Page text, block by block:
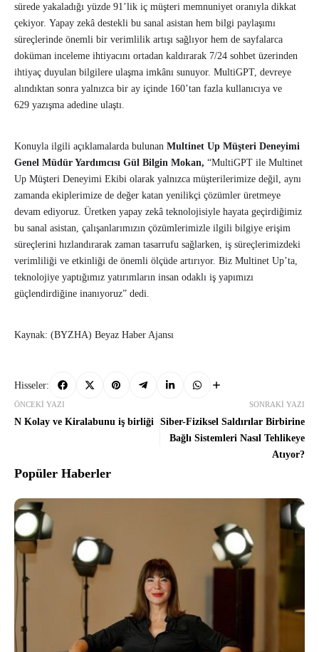
sürede yakaladığı yüzde 91’lik iç müşteri memnuniyet oranıyla dikkat
çekiyor. Yapay zekâ destekli bu sanal asistan hem bilgi paylaşımı
süreçlerinde önemli bir verimlilik artışı sağlıyor hem de sayfalarca
doküman inceleme ihtiyacını ortadan kaldırarak 7/24 sohbet üzerinden
ihtiyaç duyulan bilgilere ulaşma imkânı sunuyor. MultiGPT, devreye
alındıktan sonra yalnızca bir ay içinde 160’tan fazla kullanıcıya ve
629 yazışma adedine ulaştı.
Konuyla ilgili açıklamalarda bulunan Multinet Up Müşteri Deneyimi
Genel Müdür Yardımcısı Gül Bilgin Mokan, “MultiGPT ile Multinet
Up Müşteri Deneyimi Ekibi olarak yalnızca müşterilerimize değil, aynı
zamanda ekiplerimize de değer katan yenilikçi çözümler üretmeye
devam ediyoruz. Üretken yapay zekâ teknolojisiyle hayata geçirdiğimiz
bu sanal asistan, çalışanlarımızın çözümlerimizle ilgili bilgiye erişim
süreçlerini hızlandırarak zaman tasarrufu sağlarken, iş süreçlerimizdeki
verimliliği ve etkinliği de önemli ölçüde artırıyor. Biz Multinet Up’ta,
teknolojiye yaptığımız yatırımların insan odaklı iş yapımızı
güçlendirdiğine inanıyoruz” dedi.
Kaynak: (BYZHA) Beyaz Haber Ajansı
Hisseler:
ÖNCEKI YAZI
N Kolay ve Kiralabunu iş birliği
SONRAKI YAZI
Siber-Fiziksel Saldırılar Birbirine
Bağlı Sistemleri Nasıl Tehlikeye
Atıyor?
Popüler Haberler